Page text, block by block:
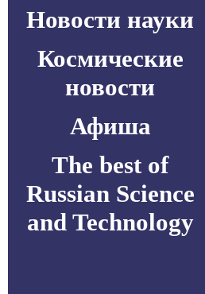
Новости науки
Космические
новости
Афиша
The best of
Russian Science
and Technology